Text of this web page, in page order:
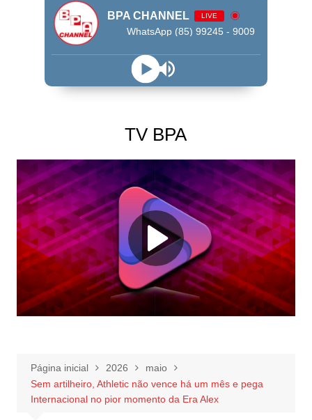
BPA CHANNEL LIVE
WhatsApp (85) 99245 - 9009
TV BPA
Página inicial 2026
maio
Sem artilheiro, Athletic não vence há um mês e pega
Internacional no pior momento da Era Alex